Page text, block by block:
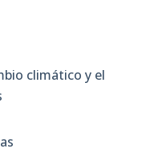
climático y el